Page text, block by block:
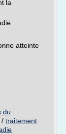
la
atteinte
du
/ traitement